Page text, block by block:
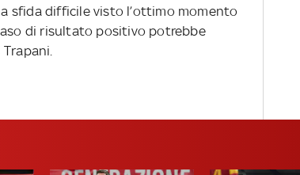
sfida difficile visto l’ottimo momento
di risultato positivo potrebbe